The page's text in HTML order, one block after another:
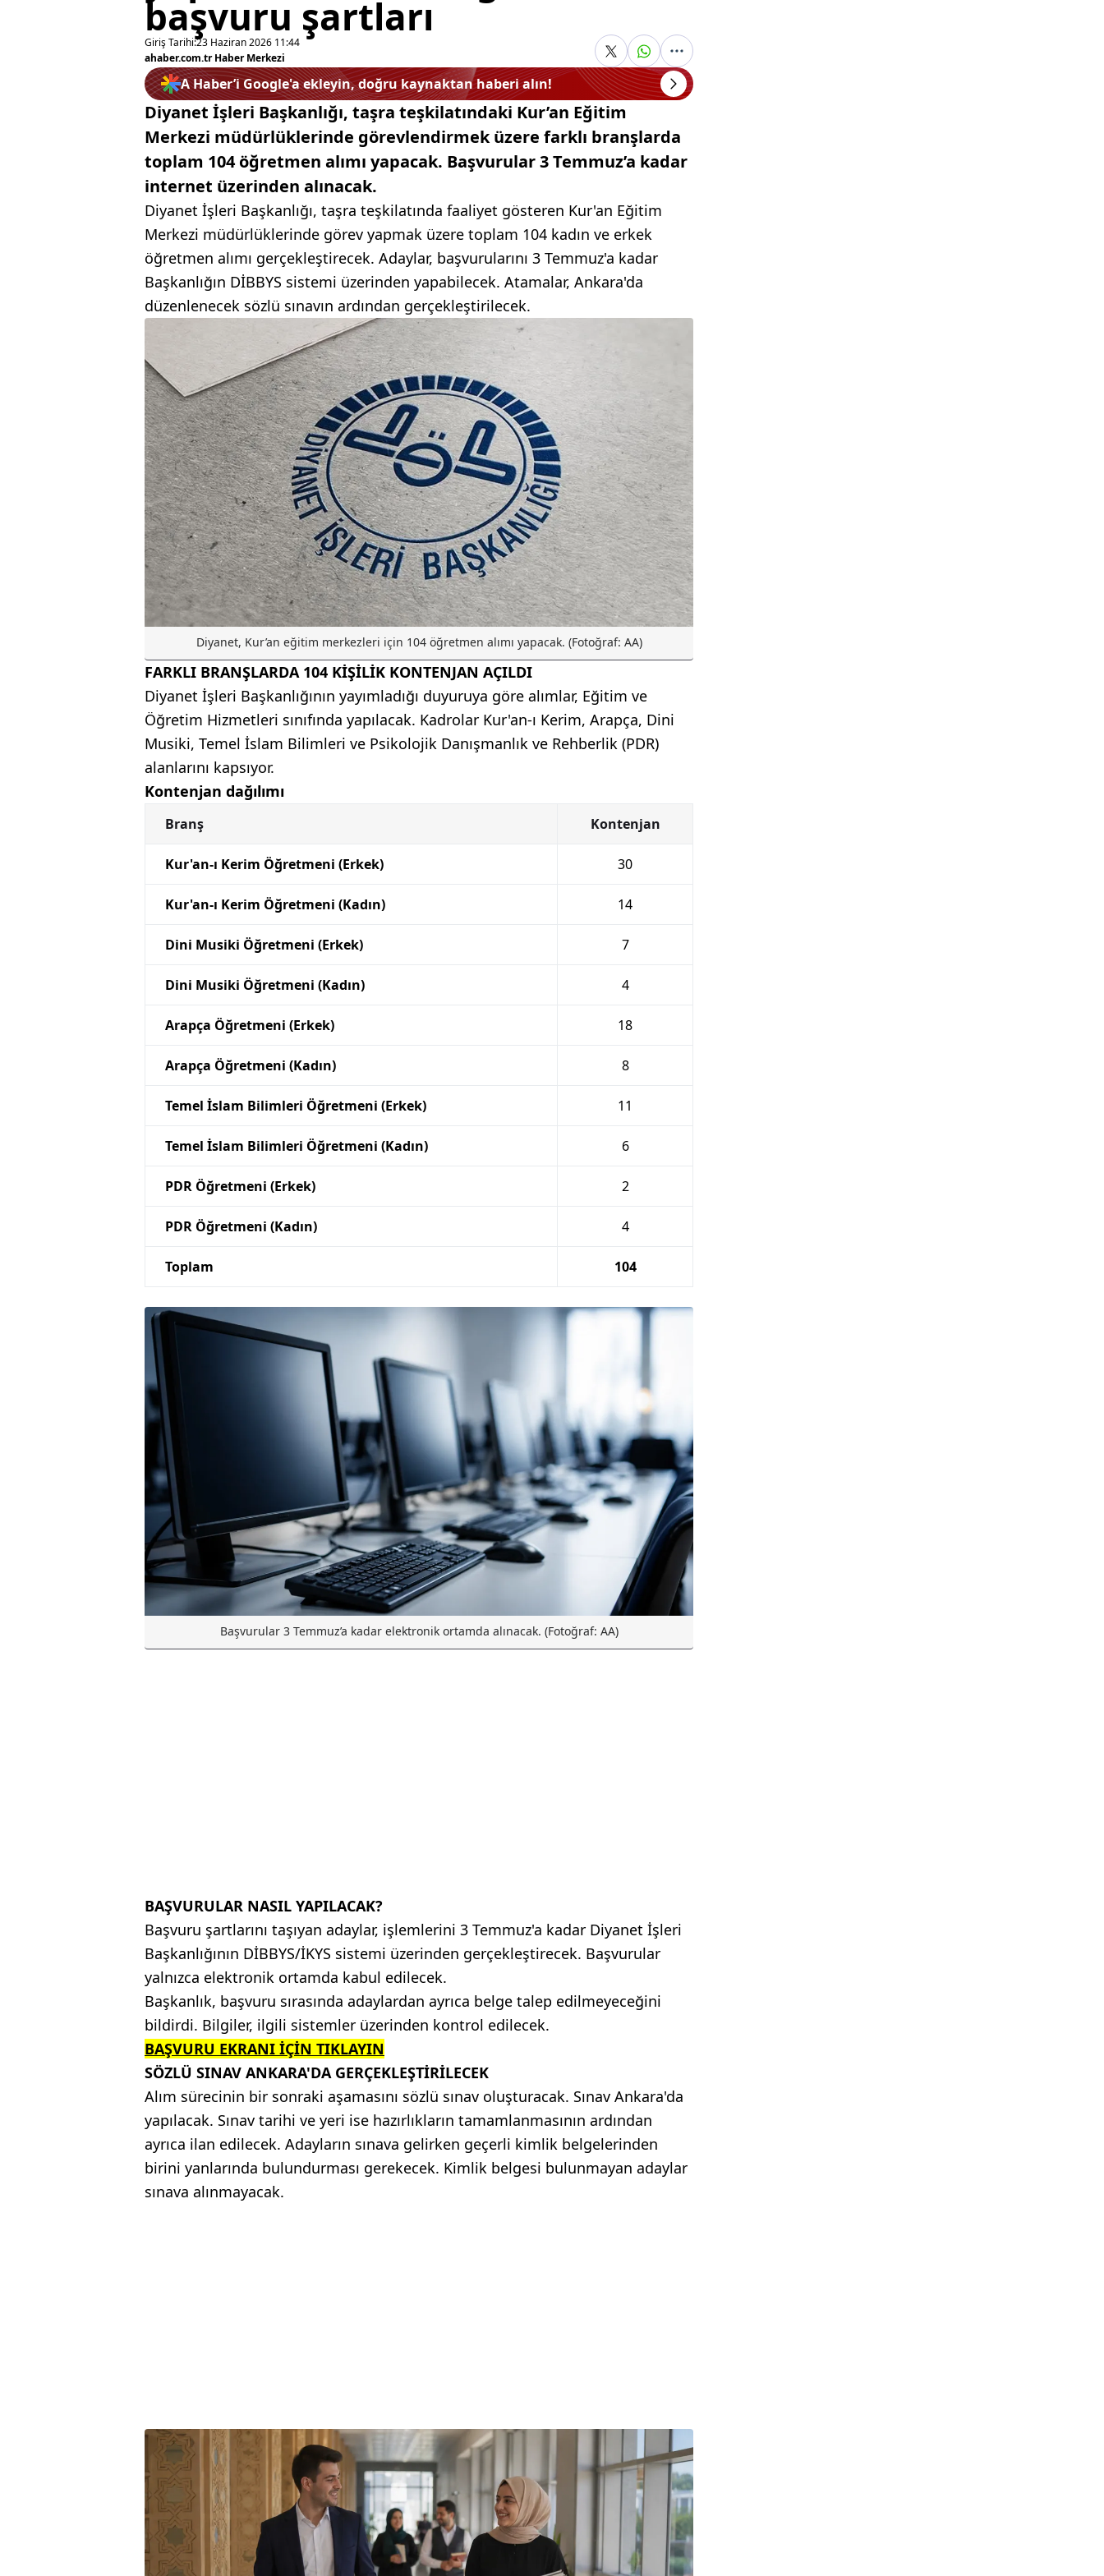
başvuru şartları
Giriş Tarihi:23 Haziran 2026 11:44
ahaber.com.tr Haber Merkezi
A Haber’i Google'a ekleyin, doğru kaynaktan haberi alın!
Diyanet İşleri Başkanlığı, taşra teşkilatındaki Kur’an Eğitim
Merkezi müdürlüklerinde görevlendirmek üzere farklı branşlarda
toplam 104 öğretmen alımı yapacak. Başvurular 3 Temmuz’a kadar
internet üzerinden alınacak.
Diyanet İşleri Başkanlığı, taşra teşkilatında faaliyet gösteren Kur'an Eğitim
Merkezi müdürlüklerinde görev yapmak üzere toplam 104 kadın ve erkek
öğretmen alımı gerçekleştirecek. Adaylar, başvurularını 3 Temmuz'a kadar
Başkanlığın DİBBYS sistemi üzerinden yapabilecek. Atamalar, Ankara'da
düzenlenecek sözlü sınavın ardından gerçekleştirilecek.
Diyanet, Kur’an eğitim merkezleri için 104 öğretmen alımı yapacak. (Fotoğraf: AA)
FARKLI BRANŞLARDA 104 KİŞİLİK KONTENJAN AÇILDI
Diyanet İşleri Başkanlığının yayımladığı duyuruya göre alımlar, Eğitim ve
Öğretim Hizmetleri sınıfında yapılacak. Kadrolar Kur'an-ı Kerim, Arapça, Dini
Musiki, Temel İslam Bilimleri ve Psikolojik Danışmanlık ve Rehberlik (PDR)
alanlarını kapsıyor.
Kontenjan dağılımı
Branş Kontenjan
Kur'an-ı Kerim Öğretmeni (Erkek) 30
Kur'an-ı Kerim Öğretmeni (Kadın) 14
Dini Musiki Öğretmeni (Erkek) 7
Dini Musiki Öğretmeni (Kadın) 4
Arapça Öğretmeni (Erkek) 18
Arapça Öğretmeni (Kadın) 8
Temel İslam Bilimleri Öğretmeni (Erkek) 11
Temel İslam Bilimleri Öğretmeni (Kadın) 6
PDR Öğretmeni (Erkek) 2
PDR Öğretmeni (Kadın) 4
Toplam 104
Başvurular 3 Temmuz’a kadar elektronik ortamda alınacak. (Fotoğraf: AA)
BAŞVURULAR NASIL YAPILACAK?
Başvuru şartlarını taşıyan adaylar, işlemlerini 3 Temmuz'a kadar Diyanet İşleri
Başkanlığının DİBBYS/İKYS sistemi üzerinden gerçekleştirecek. Başvurular
yalnızca elektronik ortamda kabul edilecek.
Başkanlık, başvuru sırasında adaylardan ayrıca belge talep edilmeyeceğini
bildirdi. Bilgiler, ilgili sistemler üzerinden kontrol edilecek.
BAŞVURU EKRANI İÇİN TIKLAYIN
SÖZLÜ SINAV ANKARA'DA GERÇEKLEŞTİRİLECEK
Alım sürecinin bir sonraki aşamasını sözlü sınav oluşturacak. Sınav Ankara'da
yapılacak. Sınav tarihi ve yeri ise hazırlıkların tamamlanmasının ardından
ayrıca ilan edilecek. Adayların sınava gelirken geçerli kimlik belgelerinden
birini yanlarında bulundurması gerekecek. Kimlik belgesi bulunmayan adaylar
sınava alınmayacak.